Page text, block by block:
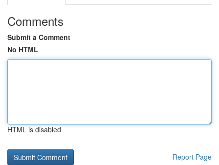
Comments
Submit a Comment
No HTML
HTML is disabled
Report Page